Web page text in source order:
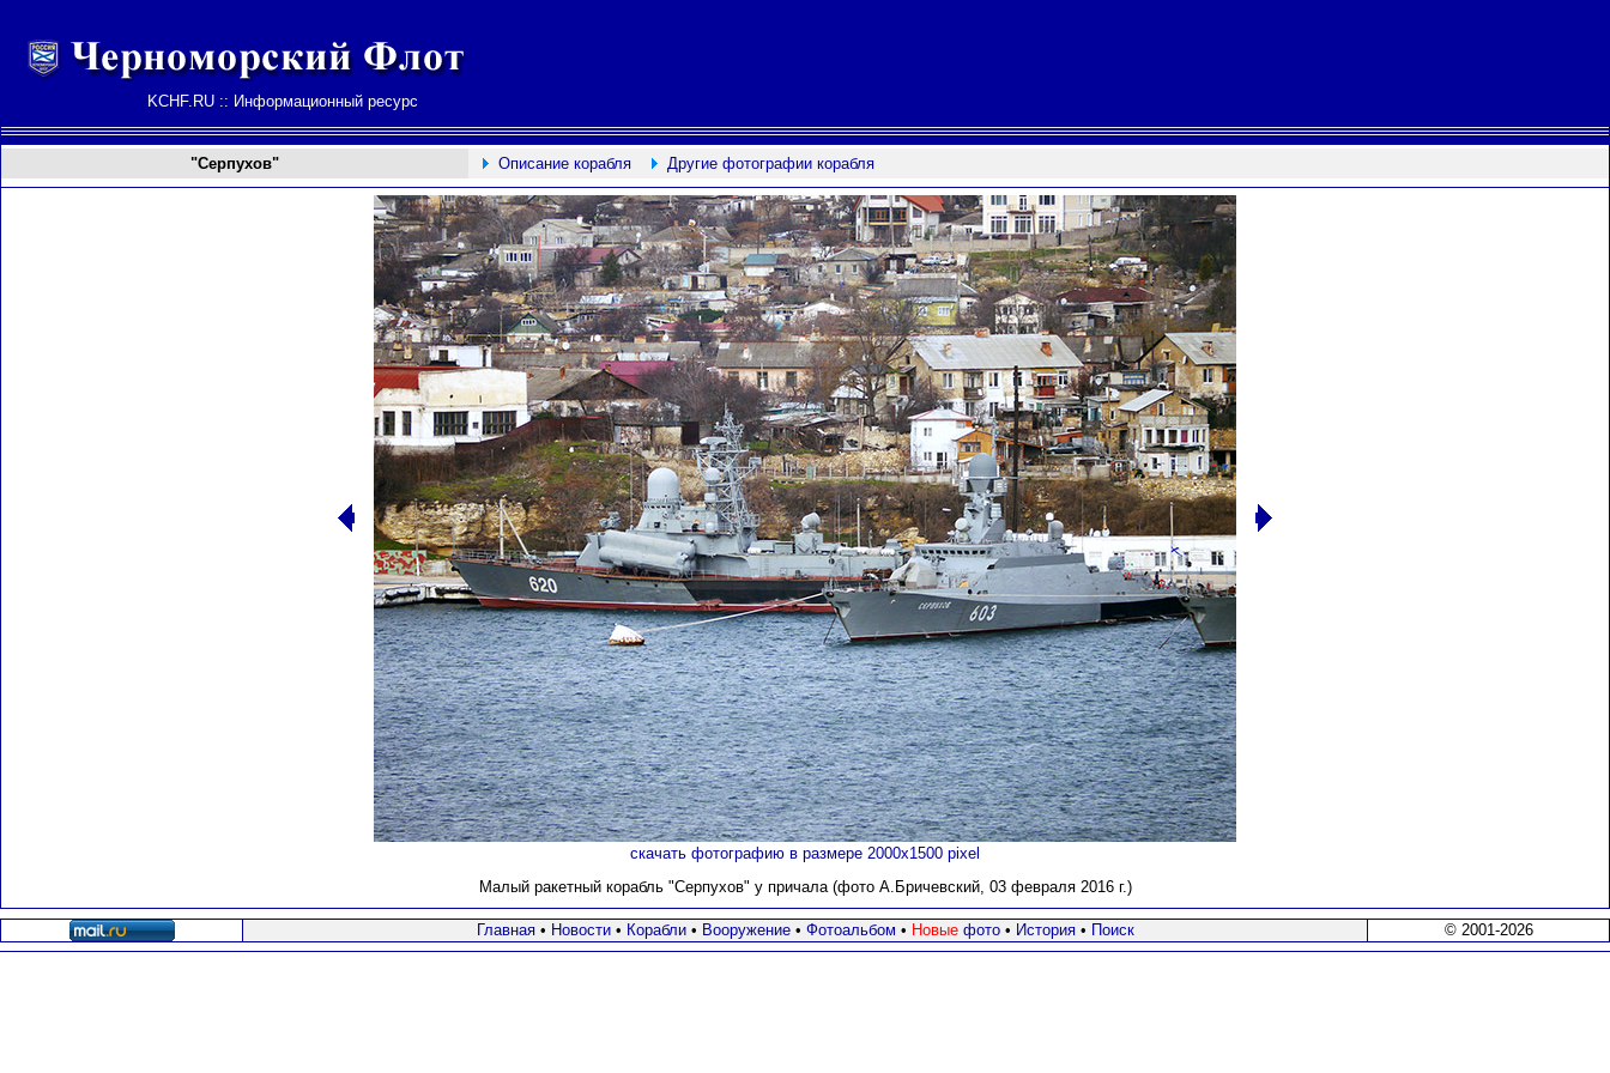
KCHF.RU :: Информационный ресурс
"Серпухов" Описание корабля Другие фотографии корабля
скачать фотографию в размере 2000х1500 pixel
Малый ракетный корабль "Серпухов" у причала (фото А.Бричевский, 03 февраля 2016 г.)
Главная• Новости• Корабли• Вооружение • Фотоальбом • Новыефото • История• Поиск © 2001-2026